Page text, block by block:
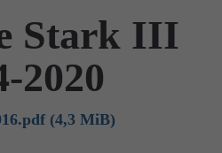
Stark III
2020
(4,3 MiB)